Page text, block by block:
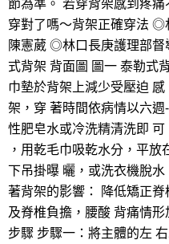
穿對了嗎～背架正確穿法 ◎
陳憲葳 ◎林口長庚護理部督
式背架 背面圖 圖一 泰勒式
巾墊於背架上減少受壓迫
架，穿 著時間依病情以六
性肥皂水或冷洗精清洗即
，用乾毛巾吸乾水分，平
下吊掛曝 曬，或洗衣機脫
著背架的影響： 降低矯正
及脊椎負擔，腰酸 背痛情
步驟 步驟一：將主體的左